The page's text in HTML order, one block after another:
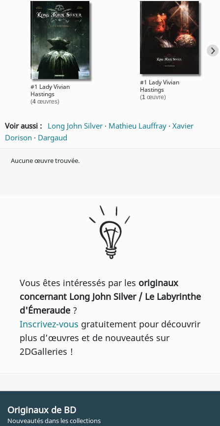
#1 Lady Vivian
Hastings
(4œuvres)
#1 Lady Vivian
Hastings
(1 œuvre)
Voir aussi : Long John Silver · Mathieu Lauffray · Xavier
Dorison · Dargaud
Aucune œuvre trouvée.
Vous êtes intéressés par les originaux
concernant Long John Silver / Le Labyrinthe
d'Émeraude ?
Inscrivez-vous gratuitement pour découvrir
plus d’œuvres et de nouveautés sur
2DGalleries !
Originaux de BD
Nouveautés dans les collections